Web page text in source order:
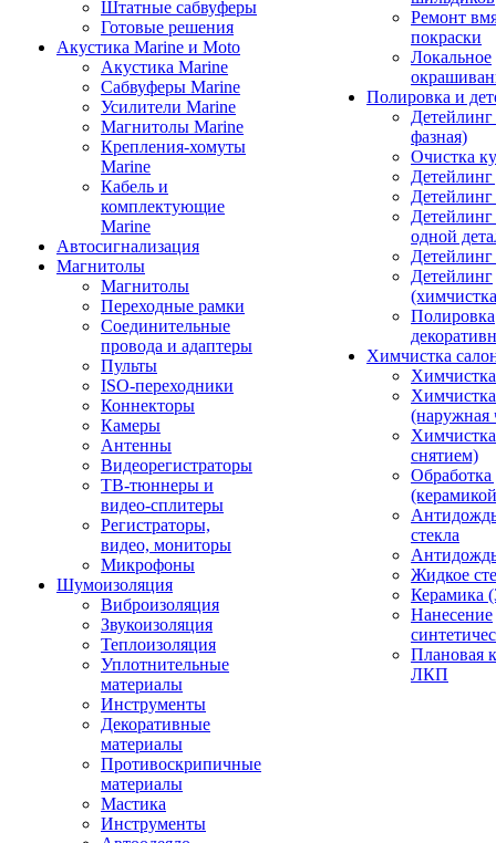
Штатные сабвуферы
Готовые решения
Акустика Marine и Moto
Акустика Marine
Сабвуферы Marine
Усилители Marine
Магнитолы Marine
Крепления-хомуты
Marine
Кабель и
комплектующие
Marine
Автосигнализация
Магнитолы
Магнитолы
Переходные рамки
Соединительные
провода и адаптеры
Пульты
ISO-переходники
Коннекторы
Камеры
Антенны
Видеорегистраторы
ТВ-тюннеры и
видео-сплитеры
Регистраторы,
видео, мониторы
Микрофоны
Шумоизоляция
Виброизоляция
Звукоизоляция
Теплоизоляция
Уплотнительные
материалы
Инструменты
Декоративные
материалы
Противоскрипичные
материалы
Мастика
Инструменты
Ремонт
покраски
Локальное
Полировка и
фазная)
Очистка
Детейлинг
одной
Детейлинг
Полировка
Химчистка
(наружная
снятием)
Обработка
стекла
Жидкое
Керамика
Нанесение
Плановая
ЛКП